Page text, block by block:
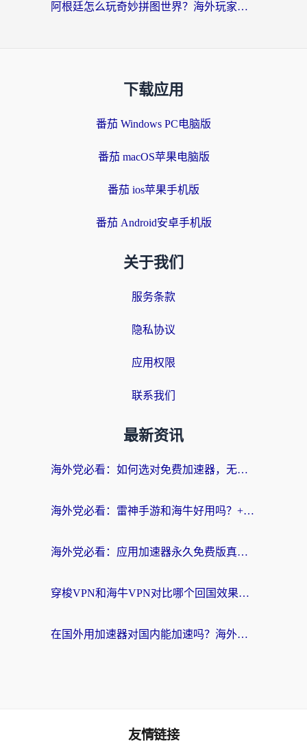
阿根廷怎么玩奇妙拼图世界？海外玩家国服游戏加速全攻略（附帕斯卡契约战舰少女解决方案）
下载应用
番茄 Windows PC电脑版
番茄 macOS苹果电脑版
番茄 ios苹果手机版
番茄 Android安卓手机版
关于我们
服务条款
隐私协议
应用权限
联系我们
最新资讯
海外党必看：如何选对免费加速器，无缝访问国内资源不踩坑？
海外党必看：雷神手游和海牛好用吗？+3款热门加速器实测对比，附番茄加速器无缝回国指南
海外党必看：应用加速器永久免费版真的存在吗？教你选对回国加速器无缝刷国内资源
穿梭VPN和海牛VPN对比哪个回国效果更好？海外华人亲测3款热门加速器+避坑指南
在国外用加速器对国内能加速吗？海外党亲测有效的无缝访问指南
友情链接